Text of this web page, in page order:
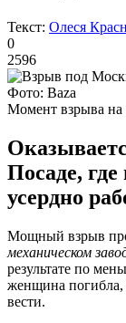
Текст: Олеся
0
2596
Фото: Baza
Момент взрыва на
Посаде,
усердно
Мощный взрыв
механическом
результате по
женщина погибла,
вести.